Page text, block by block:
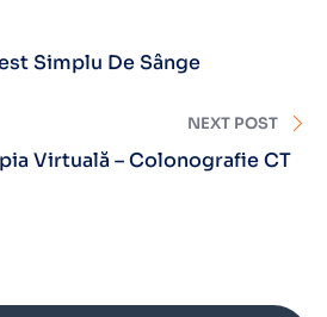
Simplu De Sânge
NEXT POST
Virtuală – Colonografie CT